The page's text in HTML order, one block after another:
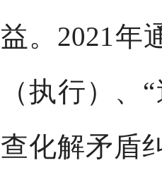
益。2021年
（执行）、
查化解矛盾